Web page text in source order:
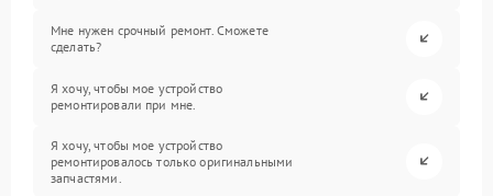
Мне нужен срочный ремонт. Сможете
сделать?
Я хочу, чтобы мое устройство
ремонтировали при мне.
Я хочу, чтобы мое устройство
ремонтировалось только оригинальными
запчастями.